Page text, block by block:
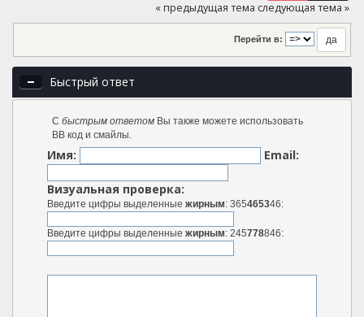
« предыдущая тема следующая тема »
Перейти в:
Быстрый ответ
С быстрым ответомВы также можете использовать
BB код и смайлы.
Имя: Email:
Визуальная проверка:
Введите цифры выделенные жирным: 365465346:
Введите цифры выделенные жирным: 245778846: